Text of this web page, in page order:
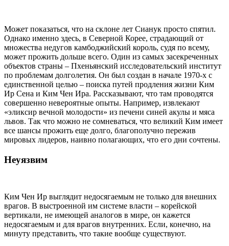
Может показаться, что на склоне лет Сианук просто спятил.
Однако именно здесь, в Северной Корее, страдающий от
множества недугов камбоджийский король, судя по всему,
может прожить дольше всего. Один из самых засекреченных
объектов страны – Пхеньянский исследовательский институт
по проблемам долголетия. Он был создан в начале 1970-х с
единственной целью – поиска путей продления жизни Ким
Ир Сена и Ким Чен Ира. Рассказывают, что там проводятся
совершенно невероятные опыты. Например, извлекают
«эликсир вечной молодости» из печени синей акулы и мяса
львов. Так что можно не сомневаться, что великий Ким имеет
все шансы прожить еще долго, благополучно пережив
мировых лидеров, наивно полагающих, что его дни сочтены.
Неуязвим
Ким Чен Ир выглядит недосягаемым не только для внешних
врагов. В выстроенной им системе власти – корейской
вертикали, не имеющей аналогов в мире, он кажется
недосягаемым и для врагов внутренних. Если, конечно, на
минуту представить, что такие вообще существуют.